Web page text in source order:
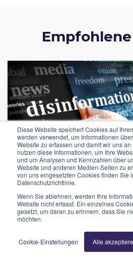
Diese Website speichert Cookies auf
werden verwendet, um Informationen
Website zu erfassen und damit wir uns
nutzen diese Informationen, um Ihre
und um Analysen und Kennzahlen über
Website und anderen Medien-Seiten zu
von uns eingesetzten Cookies finden Sie
Datenschutzrichtlinie.
Wenn Sie ablehnen, werden Ihre
Website nicht erfasst. Ein einzelnes
gesetzt, um daran zu erinnern, dass Sie
möchten.
Cookie-Einstellungen Alle
FAKE NEWS SOCIAL